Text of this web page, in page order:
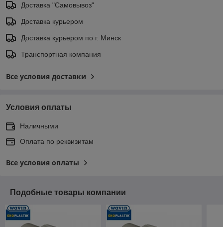
Доставка "Самовывоз"
Доставка курьером
Доставка курьером по г. Минск
Транспортная компания
Все условия доставки
Условия оплаты
Наличными
Оплата по реквизитам
Все условия оплаты
Подобные товары компании